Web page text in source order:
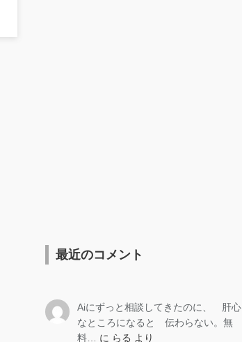
最近のコメント
Aiにずっと相談してきたのに、 肝心
なところになると 伝わらない。無
料…
に らる より